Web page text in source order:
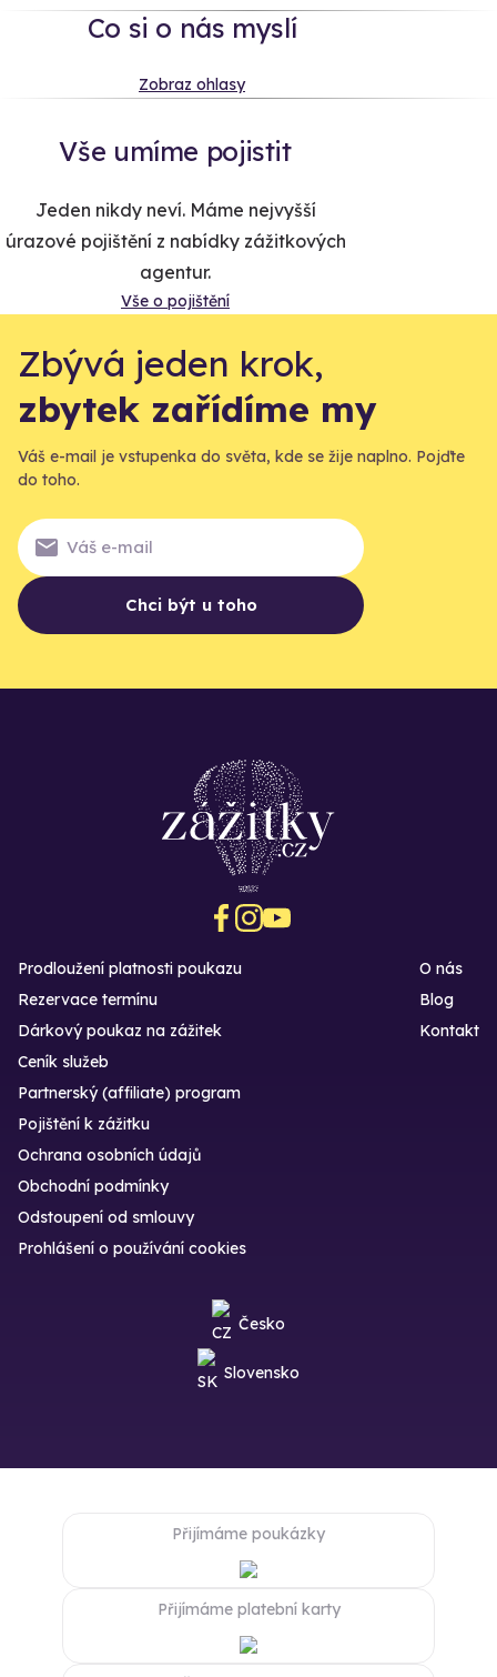
Co si o nás myslí
Zobraz ohlasy
Vše umíme pojistit
Jeden nikdy neví. Máme nejvyšší
úrazové pojištění z nabídky zážitkových
agentur.
Vše o pojištění
Zbývá jeden krok,
zbytek zařídíme my
Váš e-mail je vstupenka do světa, kde se žije naplno. Pojďte
do toho.
Chci být u toho
Prodloužení platnosti poukazu
Rezervace termínu
Dárkový poukaz na zážitek
O nás
Blog
Kontakt
Ceník služeb
Partnerský (affiliate) program
Pojištění k zážitku
Ochrana osobních údajů
Obchodní podmínky
Odstoupení od smlouvy
Prohlášení o používání cookies
Česko
Slovensko
Přijímáme poukázky
Přijímáme platební karty